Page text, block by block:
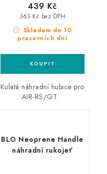
Skladem do 10
pracovních dní
363 Kč bez DPH
439 Kč
Kulatá náhradní hubice pro
AIR-RS/GT.
BLO Neoprene Handle
náhradní rukojeť